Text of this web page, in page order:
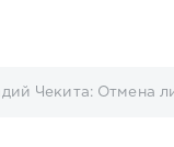
Чекита: Отмена